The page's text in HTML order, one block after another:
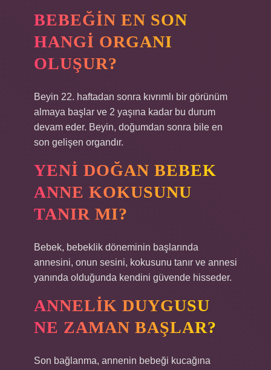
BEBEĞIN EN SON
HANGI ORGANI
OLUŞUR?
Beyin 22. haftadan sonra kıvrımlı bir görünüm
almaya başlar ve 2 yaşına kadar bu durum
devam eder. Beyin, doğumdan sonra bile en
son gelişen organdır.
YENI DOĞAN BEBEK
ANNE KOKUSUNU
TANIR MI?
Bebek, bebeklik döneminin başlarında
annesini, onun sesini, kokusunu tanır ve annesi
yanında olduğunda kendini güvende hisseder.
ANNELIK DUYGUSU
NE ZAMAN BAŞLAR?
Son bağlanma, annenin bebeği kucağına